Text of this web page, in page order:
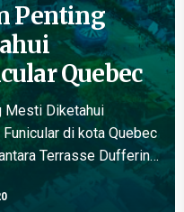
Penting
Quebec
Mesti Diketahui
di kota Quebec
Terrasse Dufferin,
dan Old Port.
indah